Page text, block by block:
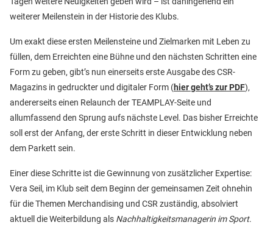
weiterer Meilenstein in der Historie des Klubs.
Um exakt diese ersten Meilensteine und Zielmarken mit Leben zu
füllen, dem Erreichten eine Bühne und den nächsten Schritten eine
Form zu geben, gibt’s nun einerseits erste Ausgabe des CSR-
Magazins in gedruckter und digitaler Form (hier geht’s zur PDF),
andererseits einen Relaunch der TEAMPLAY-Seite und
allumfassend den Sprung aufs nächste Level. Das bisher Erreichte
soll erst der Anfang, der erste Schritt in dieser Entwicklung neben
dem Parkett sein.
Einer diese Schritte ist die Gewinnung von zusätzlicher Expertise:
Vera Seil, im Klub seit dem Beginn der gemeinsamen Zeit ohnehin
für die Themen Merchandising und CSR zuständig, absolviert
aktuell die Weiterbildung als Nachhaltigkeitsmanagerin im Sport.